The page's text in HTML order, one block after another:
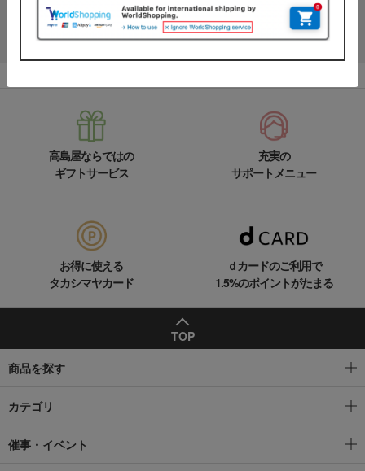
LINEの友達追加をする
高島屋ならではの
ギフトサービス
充実の
サポートメニュー
お得に使える
タカシマヤカード
ｄカードのご利用で
1.5%のポイントがたまる
TOP
商品を探す
カテゴリ
催事・イベント